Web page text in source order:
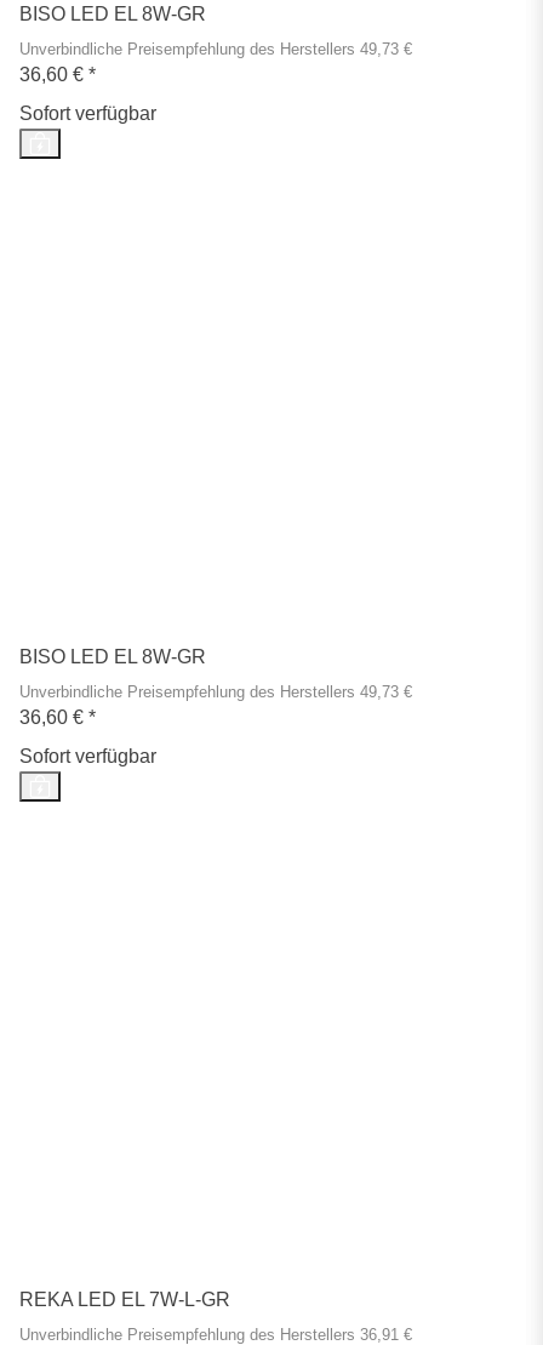
BISO LED EL 8W-GR
Unverbindliche Preisempfehlung des Herstellers 49,73 €
36,60 € *
Sofort verfügbar
BISO LED EL 8W-GR
Unverbindliche Preisempfehlung des Herstellers 49,73 €
36,60 € *
Sofort verfügbar
REKA LED EL 7W-L-GR
Unverbindliche Preisempfehlung des Herstellers 36,91 €